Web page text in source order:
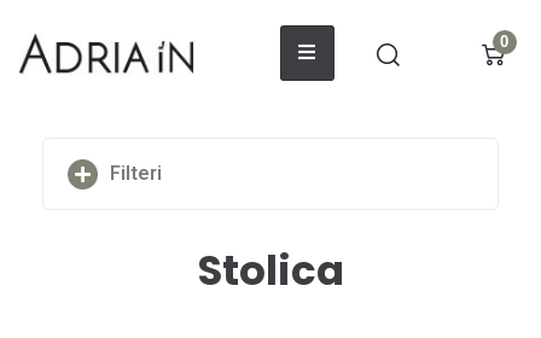
0
Filteri
Stolica